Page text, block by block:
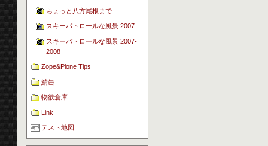
ちょっと八方尾根まで…
スキーパトロールな風景 2007
スキーパトロールな風景 2007-
2008
Zope&Plone Tips
鯖缶
物欲倉庫
Link
テスト地図